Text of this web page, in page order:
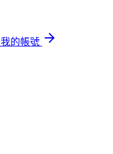
我的帳號